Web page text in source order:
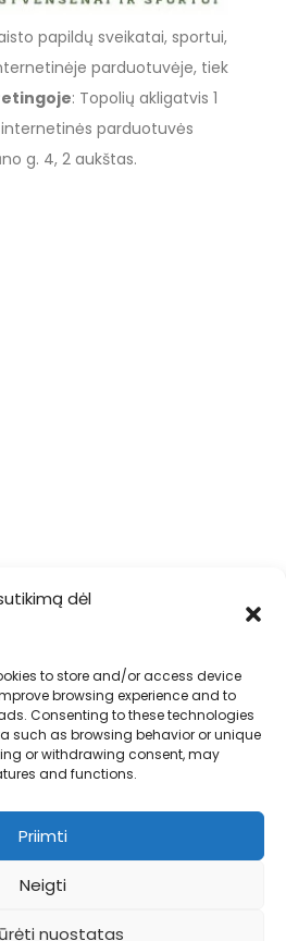
dėl
to store and/or access device
browsing experience and to
Consenting to these technologies
such as browsing behavior or unique
or withdrawing consent, may
and functions.
Priimti
Neigti
nuostatas
papildų sveikatai, sportui,
parduotuvėje, tiek
: Topolių akligatvis 1
internetinės parduotuvės
g. 4, 2 aukštas.
© Bodyfoodas.lt 2026